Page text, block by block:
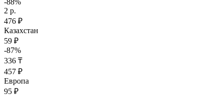
-88%
2 р.
476 ₽
Казахстан
59 ₽
-87%
336 ₸
457 ₽
Европа
95 ₽